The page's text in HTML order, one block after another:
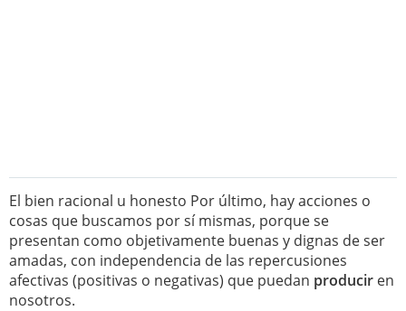
El bien racional u honesto Por último, hay acciones o
cosas que buscamos por sí mismas, porque se
presentan como objetivamente buenas y dignas de ser
amadas, con independencia de las repercusiones
afectivas (positivas o negativas) que puedan producir en
nosotros.